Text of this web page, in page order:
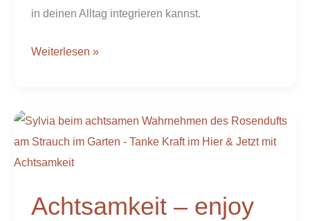
in deinen Alltag integrieren kannst.
Weiterlesen »
Achtsamkeit – enjoy
Achtsamkeit
–
enjoy
moment